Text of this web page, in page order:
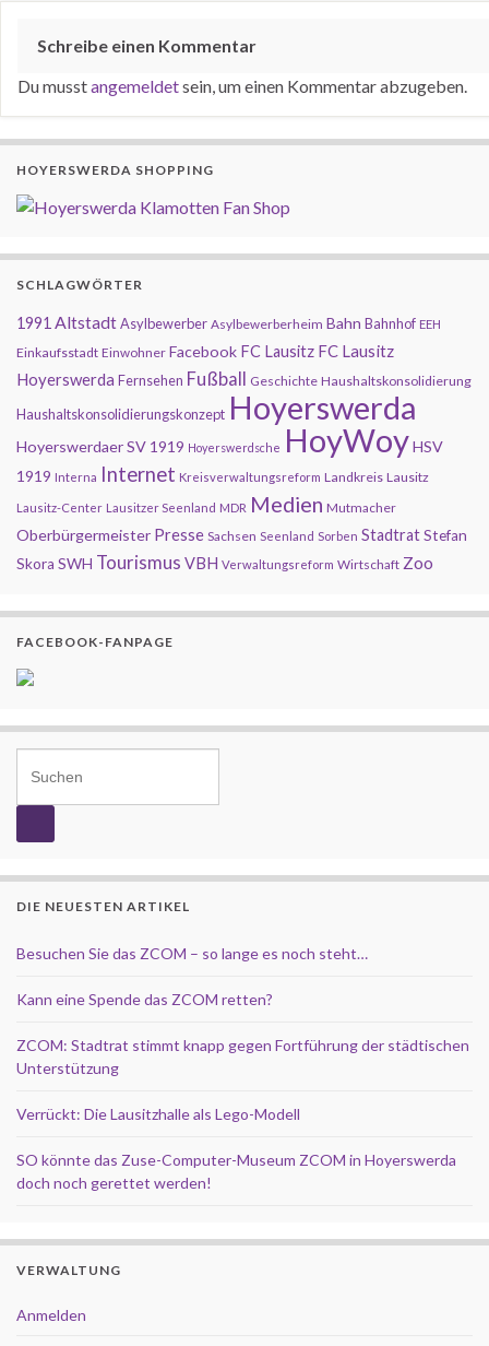
Schreibe einen Kommentar
Du musstangemeldetsein, um einen Kommentar abzugeben.
HOYERSWERDA SHOPPING
SCHLAGWÖRTER
1991 AltstadtAsylbewerber Asylbewerberheim Bahn Bahnhof EEH
Einkaufsstadt Einwohner Facebook FC Lausitz FC Lausitz
Hoyerswerda Fernsehen Fußball Geschichte Haushaltskonsolidierung
Haushaltskonsolidierungskonzept Hoyerswerda
Hoyerswerdaer SV 1919 Hoyerswerdsche HoyWoyHSV
1919 Interna Internet Kreisverwaltungsreform Landkreis Lausitz
Lausitz-Center Lausitzer Seenland MDR Medien Mutmacher
Oberbürgermeister Presse Sachsen Seenland Sorben StadtratStefan
Skora SWH Tourismus VBH Verwaltungsreform Wirtschaft Zoo
FACEBOOK-FANPAGE
DIE NEUESTEN ARTIKEL
Besuchen Sie das ZCOM – so lange es noch steht…
Kann eine Spende das ZCOM retten?
ZCOM: Stadtrat stimmt knapp gegen Fortführung der städtischen
Unterstützung
Verrückt: Die Lausitzhalle als Lego-Modell
SO könnte das Zuse-Computer-Museum ZCOM in Hoyerswerda
doch noch gerettet werden!
VERWALTUNG
Anmelden